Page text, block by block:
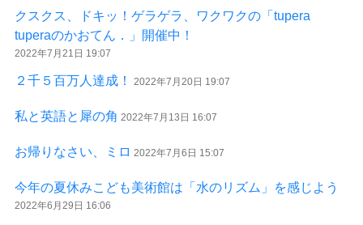
クスクス、ドキッ！ゲラゲラ、ワクワクの「tupera
tuperaのかおてん．」開催中！
2022年7月21日 19:07
２千５百万人達成！ 2022年7月20日 19:07
私と英語と犀の角 2022年7月13日 16:07
お帰りなさい、ミロ 2022年7月6日 15:07
今年の夏休みこども美術館は「水のリズム」を感じよう
2022年6月29日 16:06